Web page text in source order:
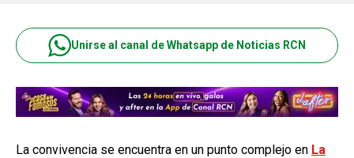
Unirse al canal de Whatsapp de Noticias RCN
La convivencia se encuentra en un punto complejo en La